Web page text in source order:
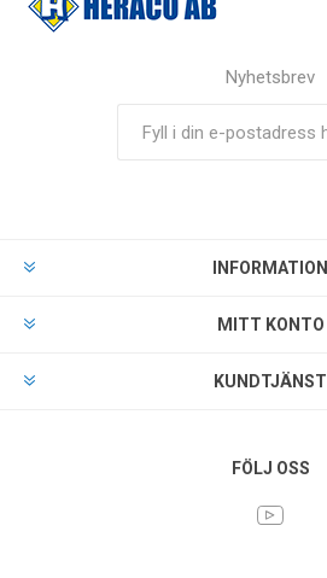
Nyhetsbrev
INFORMATION
MITT KONTO
KUNDTJÄNST
FÖLJ OSS